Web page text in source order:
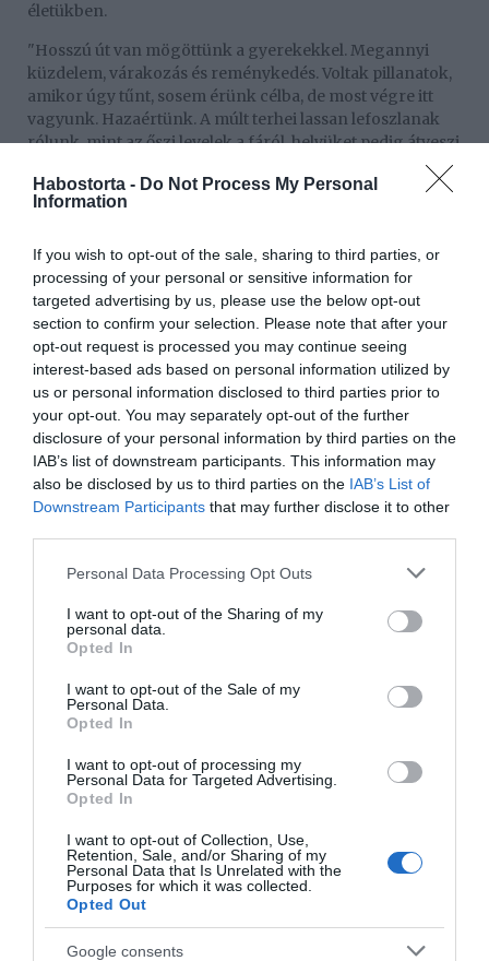
Habostorta - Do Not Process My Personal
Information
If you wish to opt-out of the sale, sharing to third parties, or
processing of your personal or sensitive information for
targeted advertising by us, please use the below opt-out
section to confirm your selection. Please note that after your
opt-out request is processed you may continue seeing
interest-based ads based on personal information utilized by
us or personal information disclosed to third parties prior to
your opt-out. You may separately opt-out of the further
disclosure of your personal information by third parties on the
IAB’s list of downstream participants. This information may
also be disclosed by us to third parties on the IAB’s List of
Downstream Participants that may further disclose it to other
Please note that this website/app uses one or more Google
not limited to your visit or usage behaviour. You may click to
grant or deny consent to Google and its third-party tags to
use your data for below specified purposes in below Google
consent section.
Personal Data Processing Opt Outs
I want to opt-out of the Sharing of my
personal data.
Opted In
I want to opt-out of the Sale of my
Personal Data.
Opted In
I want to opt-out of processing my
Personal Data for Targeted Advertising.
Opted In
I want to opt-out of Collection, Use,
Retention, Sale, and/or Sharing of my
Personal Data that Is Unrelated with the
Purposes for which it was collected.
Opted Out
Google consents
életükben.
"Hosszú út van mögöttünk a gyerekekkel. Megannyi
küzdelem, várakozás és reménykedés. Voltak pillanatok,
amikor úgy tűnt, sosem érünk célba, de most végre itt
vagyunk. Hazaértünk. A múlt terhei lassan lefoszlanak
rólunk, mint az őszi levelek a fáról, helyüket pedig átveszi
Minden egyes lépés, amit idáig tettünk, formált minket,
erősebbé, bölcsebbé tett. Most pedig eljött az idő, hogy
az új otthonukról és hozzátette:
"A falak, melyek körbevesznek minket, nemcsak
téglákból állnak – tele vannak álmokkal, tervekkel, közös
pillanatokkal, amelyek még csak most születnek meg. Ez
a hely már nem csak egy ház: otthon. Ahol a reggeli fény
melegen cirógatja az arcunkat, ahol az eső kopogása
biztonságot ad, ahol a nevetés és az összetartozás tölti
meg a tereket. Egy új élet kezdete ez – és mi készen
állunk rá. (Köszönöm a családomnak, barátaimnak,
szerelmemnek a sok támogatást, segítséget!)" -
áradozott az édesanya.
Címkék: tervek új élet otthon öröm
ház,Balogh Edina
Korábbi bejegyzések Következő bejegyzés
HASONLÓ BEJEGYZÉSEK